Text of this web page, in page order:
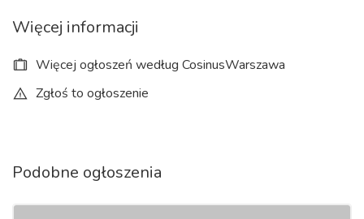
Więcej informacji
Więcej ogłoszeń według CosinusWarszawa
Zgłoś to ogłoszenie
Podobne ogłoszenia